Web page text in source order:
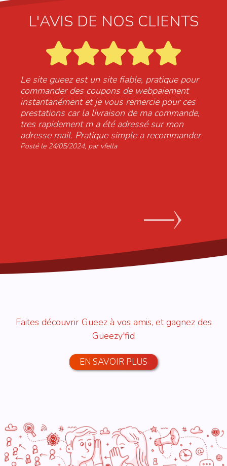
L'AVIS DE NOS CLIENTS
Le site gueez est un site fiable, pratique pour
commander des coupons de webpaiement
instantanément et je vous remercie pour ces
prestations car la livraison de ma commande,
tres rapidement m a été adressé sur mon
adresse mail. Pratique simple a recommander
Posté le 24/05/2024, par vfella
Faites découvrir Gueez à vos amis, et gagnez des
Gueezy'fid
EN SAVOIR PLUS